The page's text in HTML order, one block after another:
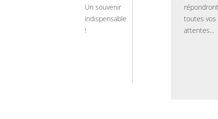
Un souvenir
indispensable
!
toutes vos
attentes...